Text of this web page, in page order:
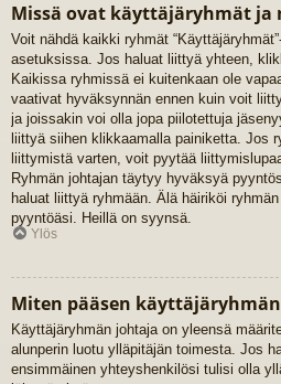
Missä ovat käyttäjäryhmät ja
Voit nähdä kaikki ryhmät
asetuksissa. Jos haluat liittyä yhteen,
Kaikissa ryhmissä ei kuitenkaan ole
vaativat hyväksynnän ennen kuin voit
ja joissakin voi olla jopa piilotettuja
liittyä siihen klikkaamalla painiketta. Jos
liittymistä varten, voit pyytää
Ryhmän johtajan täytyy hyväksyä
haluat liittyä ryhmään. Älä häiriköi
pyyntöäsi. Heillä on syynsä.
Ylös
Miten pääsen
Käyttäjäryhmän johtaja on yleensä
alunperin luotu ylläpitäjän toimesta. Jos
ensimmäinen yhteyshenkilösi tulisi olla